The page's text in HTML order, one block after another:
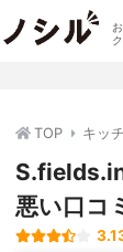
TOP キッ
悪い口コ